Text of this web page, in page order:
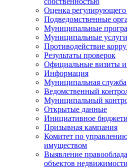
Оценка регулирующего
Подведомственные
Муниципальные
Муниципальные услуги
Противодействие
Результаты проверок
Официальные визиты и
Информация
Муниципальная служба
Ведомственный
Муниципальный
Открытые данные
Инициативное
Призывная кампания
Комитет по
имуществом
Выявление
объектов недвижимости